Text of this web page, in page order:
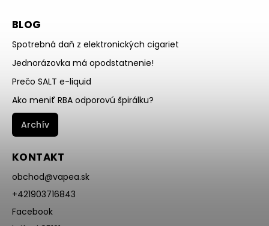
BLOG
Spotrebná daň z elektronických cigariet
Jednorázovka má opodstatnenie!
Prečo SALT e-liquid
Ako meniť RBA odporovú špirálku?
Archív
KONTAKT
obchod@vapea.sk
+421903716843
Facebook